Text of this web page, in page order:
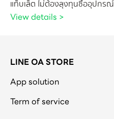
แท็บเล็ต ไม่ต้องลุงทุนซื้ออุปกรณ์
View details >
LINE OA STORE
App solution
Term of service